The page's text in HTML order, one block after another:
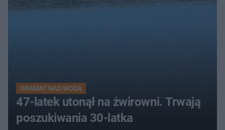
DRAMAT NAD WODĄ
47-latek utonął na żwirowni. Trwają
poszukiwania 30-latka